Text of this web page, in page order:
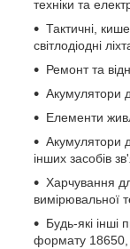
техніки та
Тактичні,
світлодіодні
Ремонт та
Акумулятори
Елементи
Акумулятори
інших засобів
Харчування
вимірювальної
Будь-які
формату 18650,